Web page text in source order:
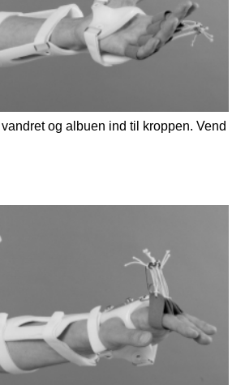
og albuen ind til kroppen. Vend